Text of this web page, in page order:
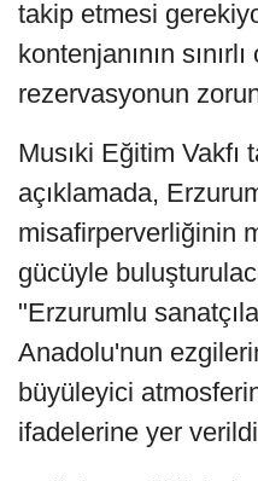
takip etmesi
kontenjanının
rezervasyonun
Musıki Eğitim Vakfı
açıklamada,
misafirperverliğinin
gücüyle
"Erzurumlu
Anadolu'nun
büyüleyici
ifadelerine yer